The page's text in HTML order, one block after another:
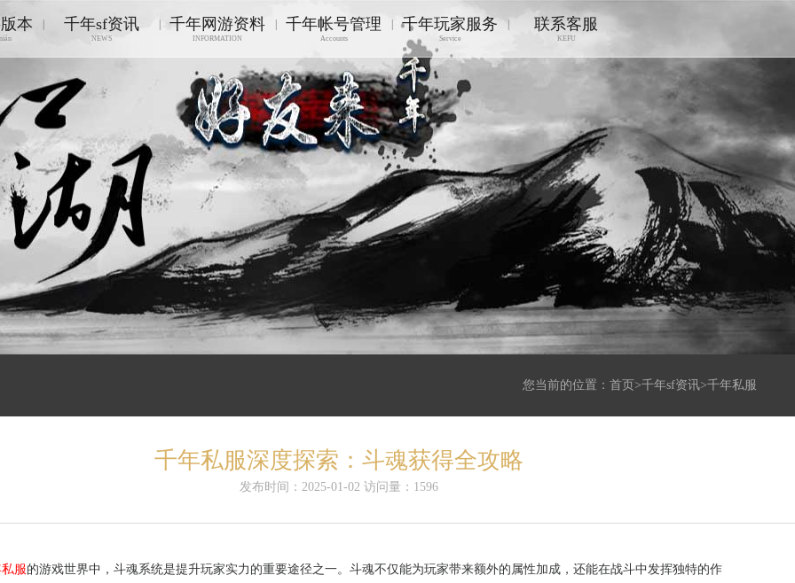
本 千年sf资讯
NEWS
千年网游资料
INFORMATION
千年帐号管理
Accounts
千年玩家服务
Service
联系客服
KEFU
您当前的位置： 首页 >千年sf资讯>千年私服
千年私服深度探索：斗魂获得全攻略
发布时间：2025-01-02 访问量：1596
服的游戏世界中，斗魂系统是提升玩家实力的重要途径之一。斗魂不仅能为玩家带来额外的属性加成，还能在战斗中发挥独特的作